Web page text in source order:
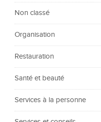
Non classé
Organisation
Restauration
Santé et beauté
Services à la personne